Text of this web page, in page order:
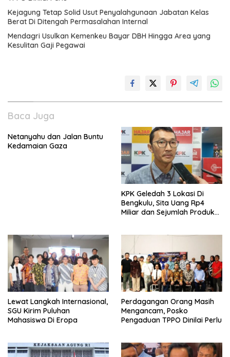
Kejagung Tetap Solid Usut Penyalahgunaan Jabatan Kelas
Berat Di Ditengah Permasalahan Internal
Mendagri Usulkan Kemenkeu Bayar DBH Hingga Area yang
Kesulitan Gaji Pegawai
Baca Juga
Netanyahu dan Jalan Buntu
Kedamaian Gaza
KPK Geledah 3 Lokasi Di
Bengkulu, Sita Uang Rp4
Miliar dan Sejumlah Produk
Lewat Langkah Internasional,
SGU Kirim Puluhan
Mahasiswa Di Eropa
Perdagangan Orang Masih
Mengancam, Posko
Pengaduan TPPO Dinilai Perlu